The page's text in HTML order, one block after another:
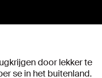
door lekker te
se in het buitenland.